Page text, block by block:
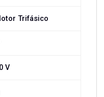
Trifásico
V